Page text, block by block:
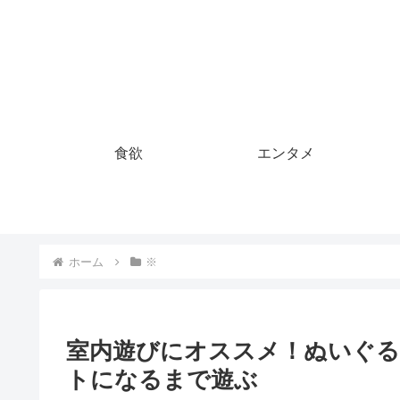
食欲 エンタメ
ホーム ※
室内遊びにオススメ！ぬいぐ
トになるまで遊ぶ